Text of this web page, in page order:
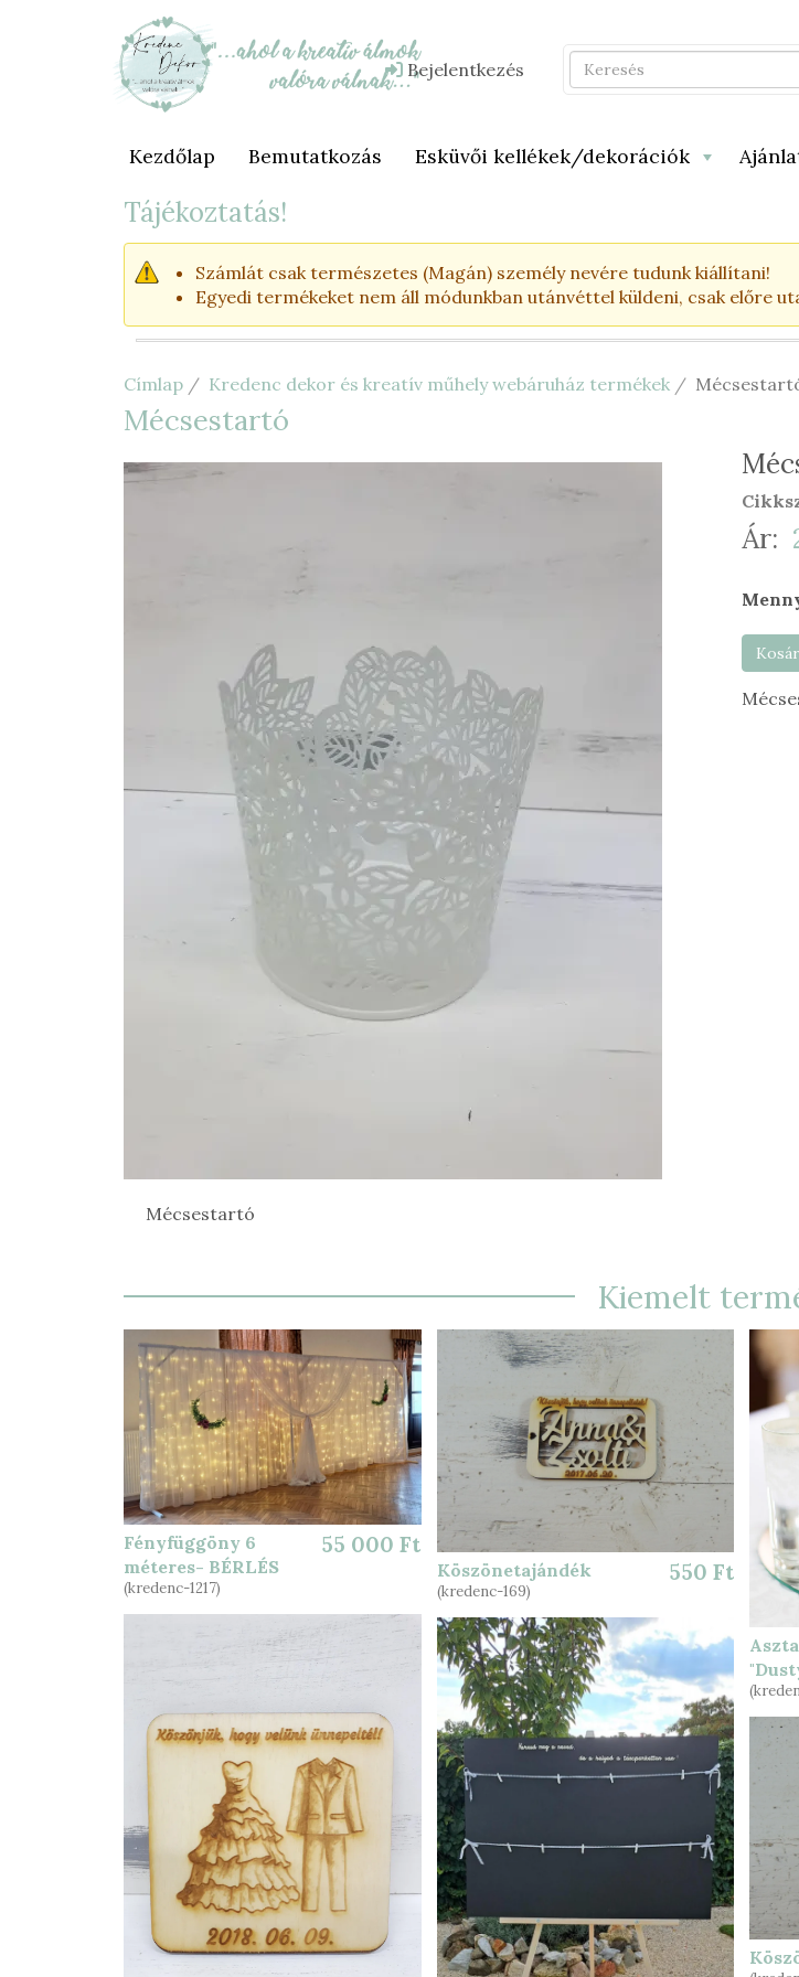
Felhasználói
menüje
Bejelentkezés Keresés
Fő
navigáció
Kezdőlap Bemutatkozás Esküvői kellékek/dekorációk
Tájékoztatás!
Számlát csak természetes (Magán) személy nevére tudunk kiállítani!
Egyedi termékeket nem áll módunkban utánvéttel küldeni, csak előre
Címlap Kredenc dekor és kreatív műhely webáruház termékek
Mécsestartó
Mécsestartó
Ár
Kiemelt
Fényfüggöny 6
méteres- BÉRLÉS
(kredenc-1217)
55 000 Ft
Köszönetajándék
(kredenc-169)
550 Ft